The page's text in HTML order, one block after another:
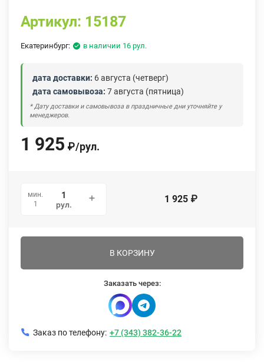
Артикул: 15187
Екатеринбург: в наличии 16 рул.
дата доставки: 6 августа (четверг)
дата самовывоза: 7 августа (пятница)
* Дату доставки и самовывоза в праздничные дни уточняйте у
менеджеров.
1 925 ₽/рул.
мин.
1
рул. 1 925 ₽
В КОРЗИНУ
Заказать через:
Заказ по телефону: +7 (343) 382-36-22